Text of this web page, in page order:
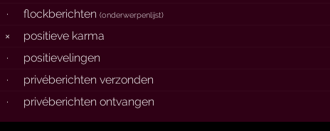
· flockberichten(onderwerpenlijst)
×
positieve karma
·
positievelingen
·
privéberichten verzonden
· privéberichten ontvangen